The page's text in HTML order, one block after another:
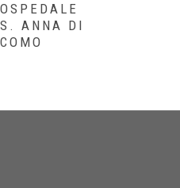
OSPEDALE
S. ANNA DI
COMO